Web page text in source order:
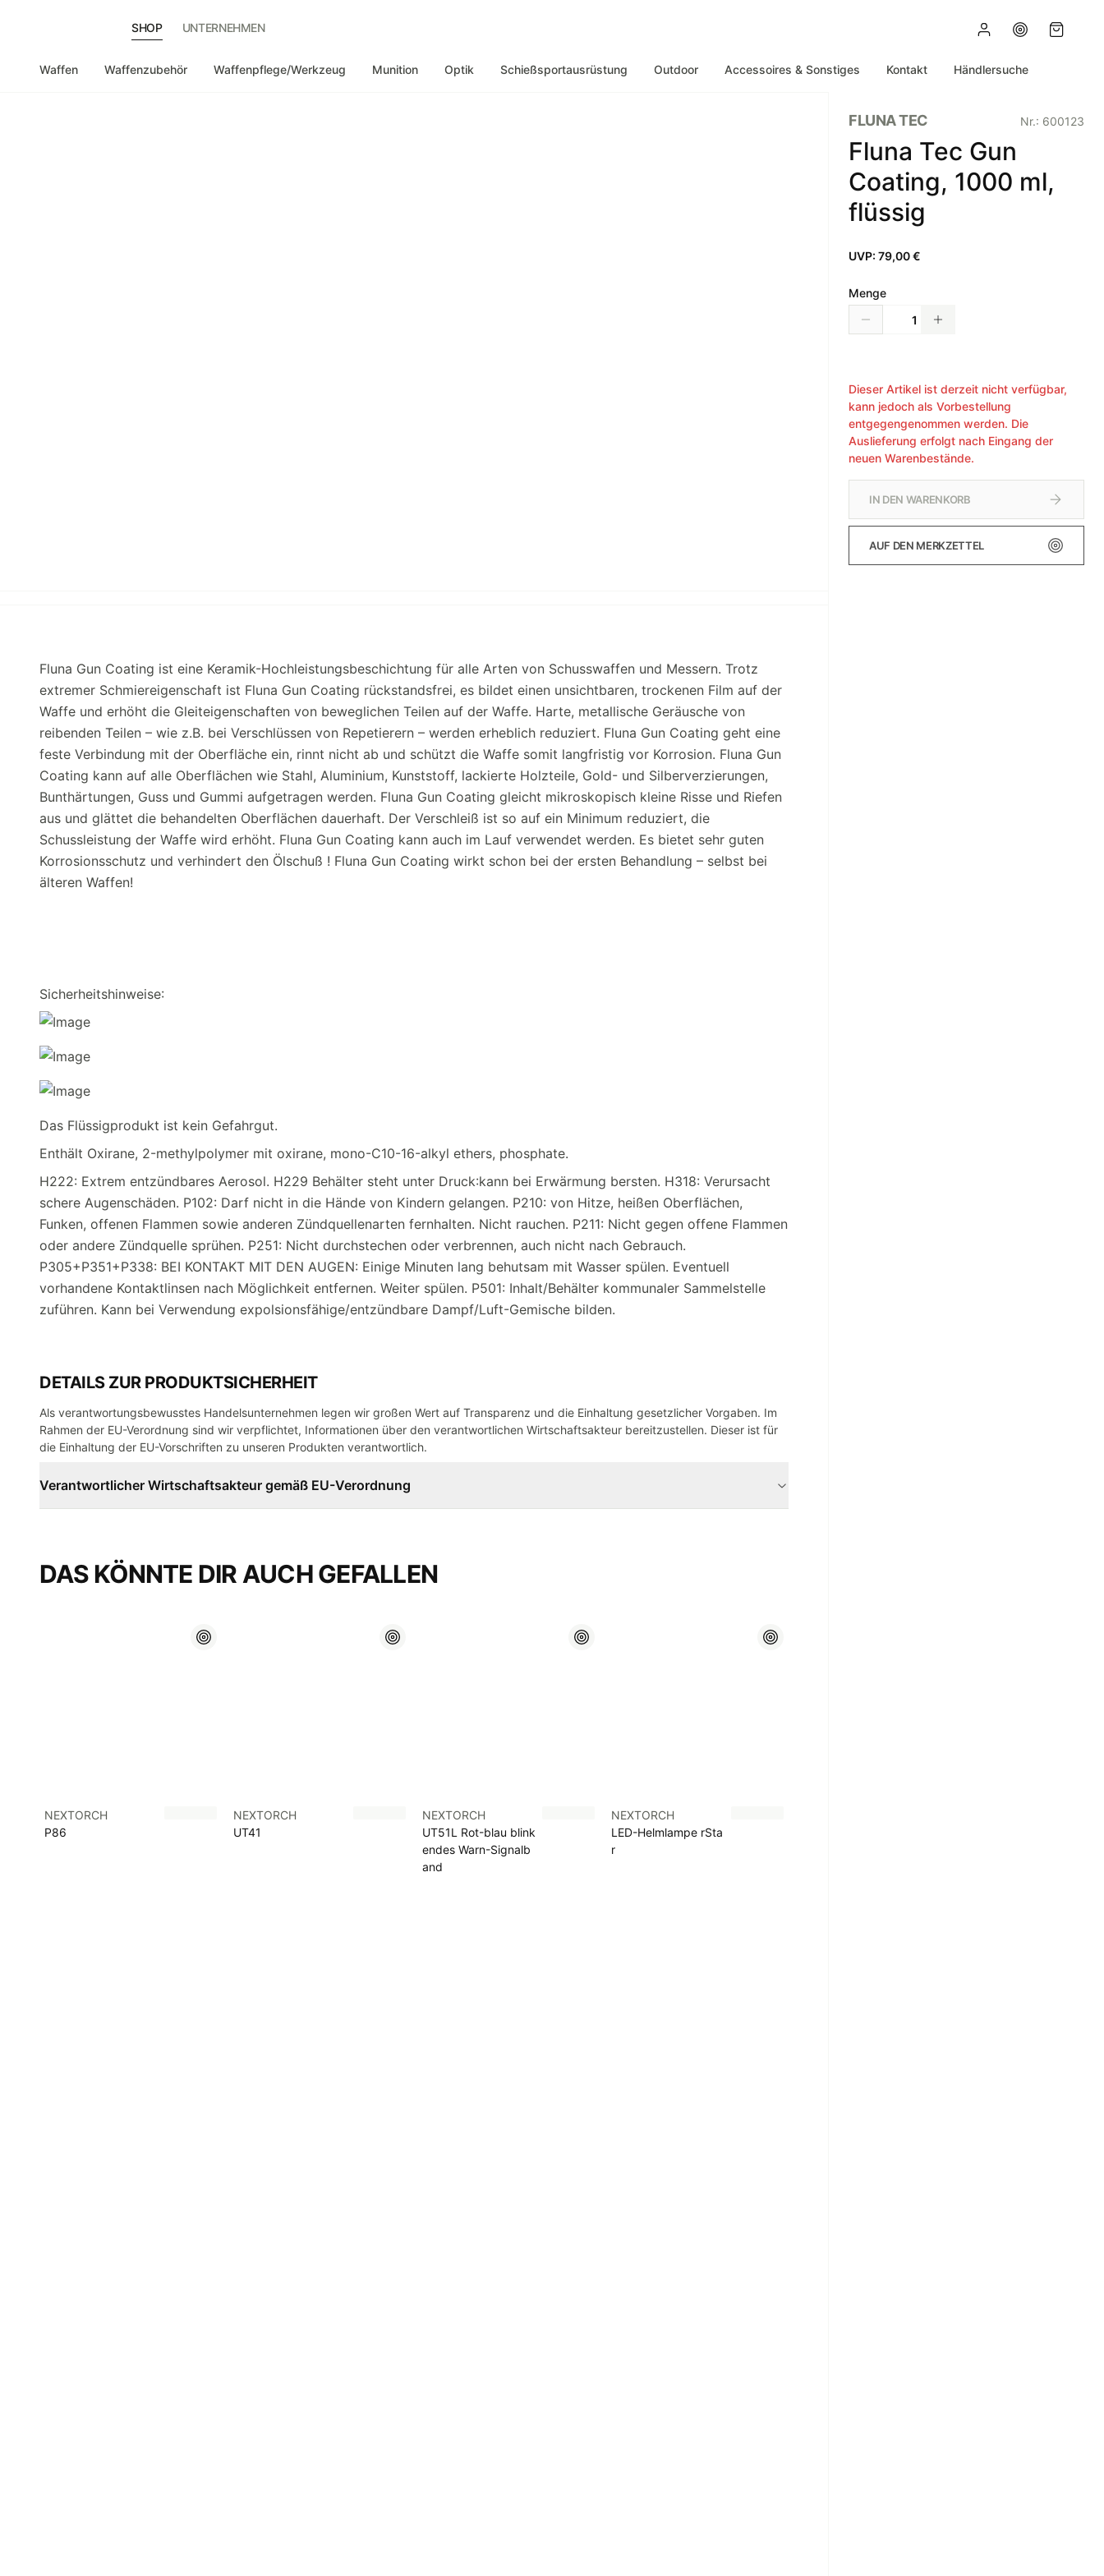
SHOP UNTERNEHMEN
Waffen Waffenzubehör Waffenpflege/Werkzeug Munition Optik Schießsportausrüstung Outdoor Accessoires & Sonstiges Kontakt Händlersuche
Fluna Gun Coating ist eine Keramik-Hochleistungsbeschichtung für alle Arten von Schusswaffen und Messern. Trotz
extremer Schmiereigenschaft ist Fluna Gun Coating rückstandsfrei, es bildet einen unsichtbaren, trockenen Film auf der
Waffe und erhöht die Gleiteigenschaften von beweglichen Teilen auf der Waffe. Harte, metallische Geräusche von
reibenden Teilen – wie z.B. bei Verschlüssen von Repetierern – werden erheblich reduziert. Fluna Gun Coating geht eine
feste Verbindung mit der Oberfläche ein, rinnt nicht ab und schützt die Waffe somit langfristig vor Korrosion. Fluna Gun
Coating kann auf alle Oberflächen wie Stahl, Aluminium, Kunststoff, lackierte Holzteile, Gold- und Silberverzierungen,
Bunthärtungen, Guss und Gummi aufgetragen werden. Fluna Gun Coating gleicht mikroskopisch kleine Risse und Riefen
aus und glättet die behandelten Oberflächen dauerhaft. Der Verschleiß ist so auf ein Minimum reduziert, die
Schussleistung der Waffe wird erhöht. Fluna Gun Coating kann auch im Lauf verwendet werden. Es bietet sehr guten
Korrosionsschutz und verhindert den Ölschuß ! Fluna Gun Coating wirkt schon bei der ersten Behandlung – selbst bei
älteren Waffen!
Sicherheitshinweise:
Das Flüssigprodukt ist kein Gefahrgut.
Enthält Oxirane, 2-methylpolymer mit oxirane, mono-C10-16-alkyl ethers, phosphate.
H222: Extrem entzündbares Aerosol. H229 Behälter steht unter Druck:kann bei Erwärmung bersten. H318: Verursacht
schere Augenschäden. P102: Darf nicht in die Hände von Kindern gelangen. P210: von Hitze, heißen Oberflächen,
Funken, offenen Flammen sowie anderen Zündquellenarten fernhalten. Nicht rauchen. P211: Nicht gegen offene Flammen
oder andere Zündquelle sprühen. P251: Nicht durchstechen oder verbrennen, auch nicht nach Gebrauch.
P305+P351+P338: BEI KONTAKT MIT DEN AUGEN: Einige Minuten lang behutsam mit Wasser spülen. Eventuell
vorhandene Kontaktlinsen nach Möglichkeit entfernen. Weiter spülen. P501: Inhalt/Behälter kommunaler Sammelstelle
zuführen. Kann bei Verwendung expolsionsfähige/entzündbare Dampf/Luft-Gemische bilden.
DETAILS ZUR PRODUKTSICHERHEIT
Als verantwortungsbewusstes Handelsunternehmen legen wir großen Wert auf Transparenz und die Einhaltung gesetzlicher Vorgaben. Im
Rahmen der EU-Verordnung sind wir verpflichtet, Informationen über den verantwortlichen Wirtschaftsakteur bereitzustellen. Dieser ist für
die Einhaltung der EU-Vorschriften zu unseren Produkten verantwortlich.
Verantwortlicher Wirtschaftsakteur gemäß EU-Verordnung
DAS KÖNNTE DIR AUCH GEFALLEN
NEXTORCH
P86
NEXTORCH
UT41
NEXTORCH
UT51L Rot-blau blink
endes Warn-Signalb
and
NEXTORCH
LED-Helmlampe rSta
r
FLUNA TEC Nr.: 600123
Fluna Tec Gun
Coating, 1000 ml,
flüssig
UVP: 79,00 €
Menge
Dieser Artikel ist derzeit nicht verfügbar,
kann jedoch als Vorbestellung
entgegengenommen werden. Die
Auslieferung erfolgt nach Eingang der
neuen Warenbestände.
IN DEN WARENKORB
AUF DEN MERKZETTEL